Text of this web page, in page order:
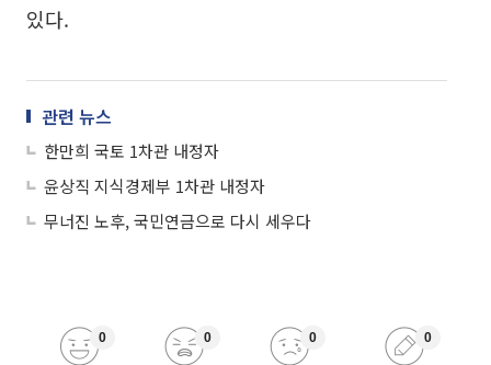
있다.
관련 뉴스
한만희 국토 1차관 내정자
윤상직 지식경제부 1차관 내정자
무너진 노후, 국민연금으로 다시 세우다
0 0 0 0